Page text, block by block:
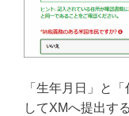
「生年月日」と
してXMへ提出す